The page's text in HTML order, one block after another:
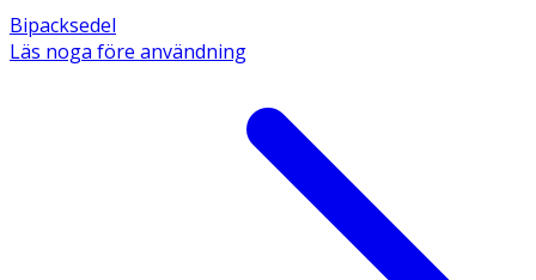
Bipacksedel
Läs noga före användning